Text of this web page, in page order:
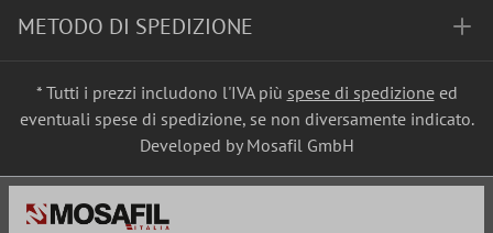
METODO DI SPEDIZIONE
* Tutti i prezzi includono l'IVA più spese di spedizioneed
eventuali spese di spedizione, se non diversamente indicato.
Developed by Mosafil GmbH